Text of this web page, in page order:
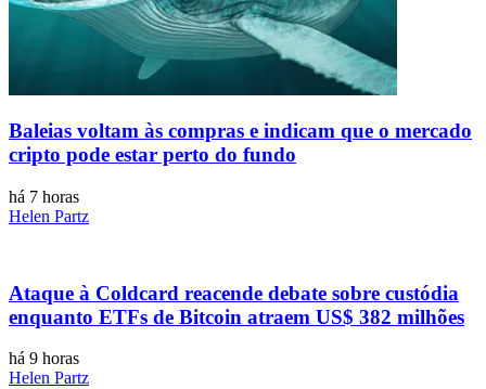
Baleias voltam às compras e indicam que o mercado
cripto pode estar perto do fundo
há 7 horas
Helen Partz
Ataque à Coldcard reacende debate sobre custódia
enquanto ETFs de Bitcoin atraem US$ 382 milhões
há 9 horas
Helen Partz